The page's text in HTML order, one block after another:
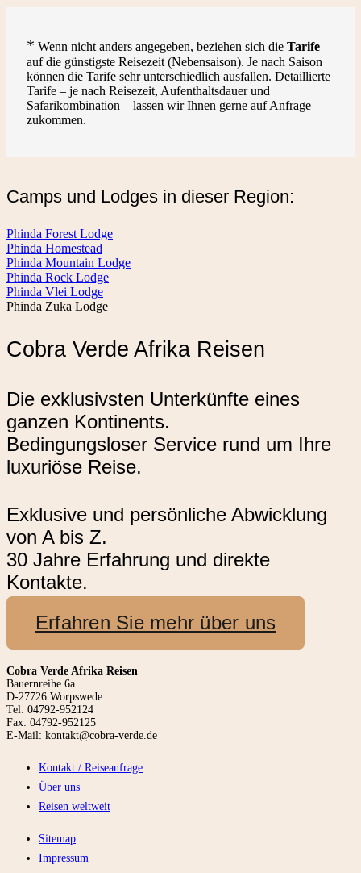
* Wenn nicht anders angegeben, beziehen sich die Tarife
auf die günstigste Reisezeit (Nebensaison). Je nach Saison
können die Tarife sehr unterschiedlich ausfallen. Detaillierte
Tarife – je nach Reisezeit, Aufenthaltsdauer und
Safarikombination – lassen wir Ihnen gerne auf Anfrage
zukommen.
Camps und Lodges in dieser Region:
Phinda Forest Lodge
Phinda Homestead
Phinda Mountain Lodge
Phinda Rock Lodge
Phinda Vlei Lodge
Phinda Zuka Lodge
Cobra Verde Afrika Reisen
Die exklusivsten Unterkünfte eines
ganzen Kontinents.
Bedingungsloser Service rund um Ihre
luxuriöse Reise.
Exklusive und persönliche Abwicklung
von A bis Z.
30 Jahre Erfahrung und direkte
Kontakte.
Erfahren Sie mehr über uns
Cobra Verde Afrika Reisen
Bauernreihe 6a
D-27726 Worpswede
Tel: 04792-952124
Fax: 04792-952125
E-Mail: kontakt@cobra-verde.de
Kontakt / Reiseanfrage
Über uns
Reisen weltweit
Sitemap
Impressum